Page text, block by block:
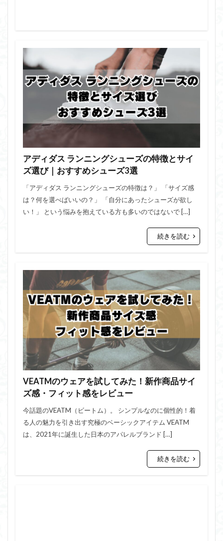
アディダス ランニングシューズの特徴とサイ
ズ選び｜おすすめシューズ3選
「アディダス ランニングシューズの特徴は？」 「サイズ感
は？何を選べばいいの？」 「自分にあったシューズが欲し
い！」 という悩みを抱えている方も多いのではないで […]
続きを読む
VEATMのウェアを試してみた！新作商品サイ
ズ感・フィット感をレビュー
今話題のVEATM（ビートム）。 シンプルなのに個性的！着
る人の魅力を引き出す究極のベーシックアイテム VEATM
は、2021年に誕生した日本のアパレルブランド […]
続きを読む